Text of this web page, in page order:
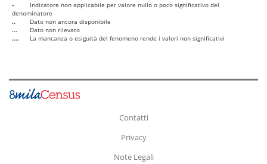
-
Indicatore non applicabile per valore nullo o poco significativo del
denominatore
..
Dato non ancora disponibile
...
Dato non rilevato
....
La mancanza o esiguità del fenomeno rende i valori non significativi
Contatti
Privacy
Note Legali